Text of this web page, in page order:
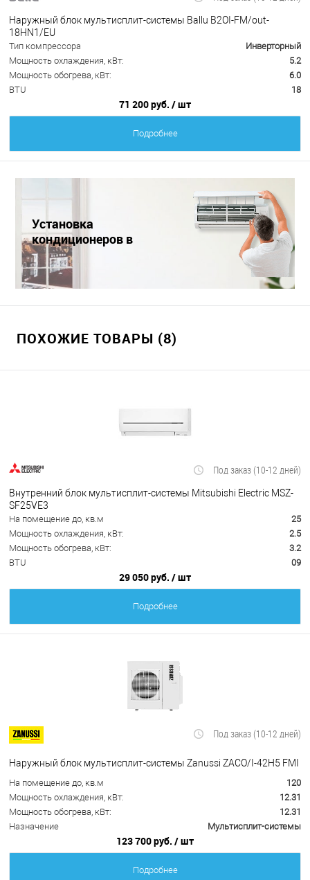
Наружный блок мультисплит-системы Ballu B2OI-FM/out-
18HN1/EU
Тип компрессора
Инверторный
Мощность охлаждения, кВт:
5.2
Мощность обогрева, кВт:
6.0
BTU
18
71 200 руб. / шт
Подробнее
Установка
кондиционеров в
Краснодаре
ПОХОЖИЕ ТОВАРЫ (8)
Под заказ (10-12 дней)
Внутренний блок мультисплит-системы Mitsubishi Electric MSZ-
SF25VE3
На помещение до, кв.м
25
Мощность охлаждения, кВт:
2.5
Мощность обогрева, кВт:
3.2
BTU
09
29 050 руб. / шт
Подробнее
Под заказ (10-12 дней)
Наружный блок мультисплит-системы Zanussi ZACO/I-42H5 FMI
На помещение до, кв.м
120
Мощность охлаждения, кВт:
12.31
Мощность обогрева, кВт:
12.31
Назначение
Мультисплит-системы
123 700 руб. / шт
Подробнее